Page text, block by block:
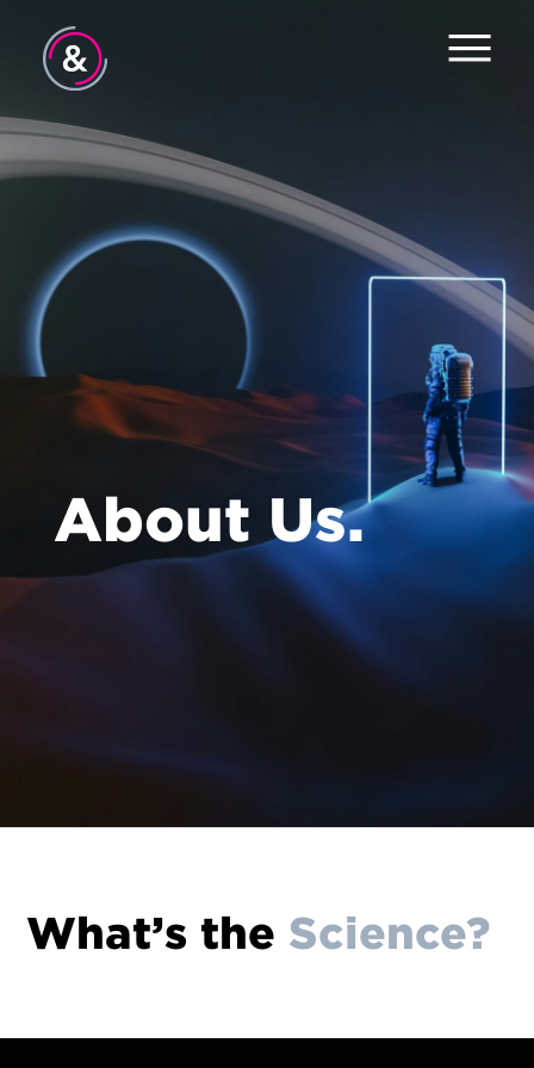
Home
Services
Jobs
About
Contact
About Us.
What’s the Science?